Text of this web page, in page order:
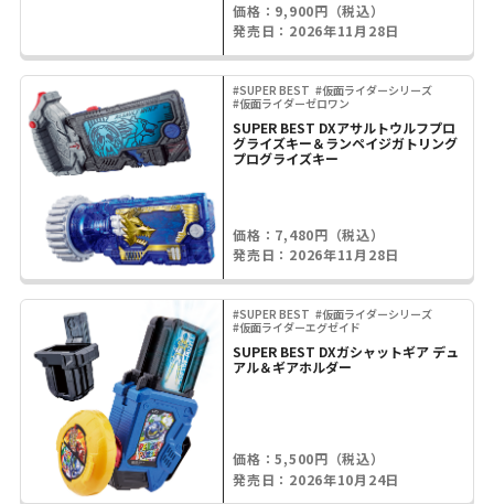
価格：9,900円（税込）
発売日：2026年11月28日
#SUPER BEST #仮面ライダーシリーズ
#仮面ライダーゼロワン
SUPER BEST DXアサルトウルフプロ
グライズキー＆ランペイジガトリング
プログライズキー
価格：7,480円（税込）
発売日：2026年11月28日
#SUPER BEST #仮面ライダーシリーズ
#仮面ライダーエグゼイド
SUPER BEST DXガシャットギア デュ
アル＆ギアホルダー
価格：5,500円（税込）
発売日：2026年10月24日